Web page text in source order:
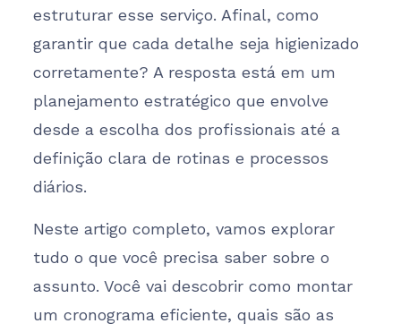
estruturar esse serviço. Afinal, como
garantir que cada detalhe seja higienizado
corretamente? A resposta está em um
planejamento estratégico que envolve
desde a escolha dos profissionais até a
definição clara de rotinas e processos
diários.
Neste artigo completo, vamos explorar
tudo o que você precisa saber sobre o
assunto. Você vai descobrir como montar
um cronograma eficiente, quais são as